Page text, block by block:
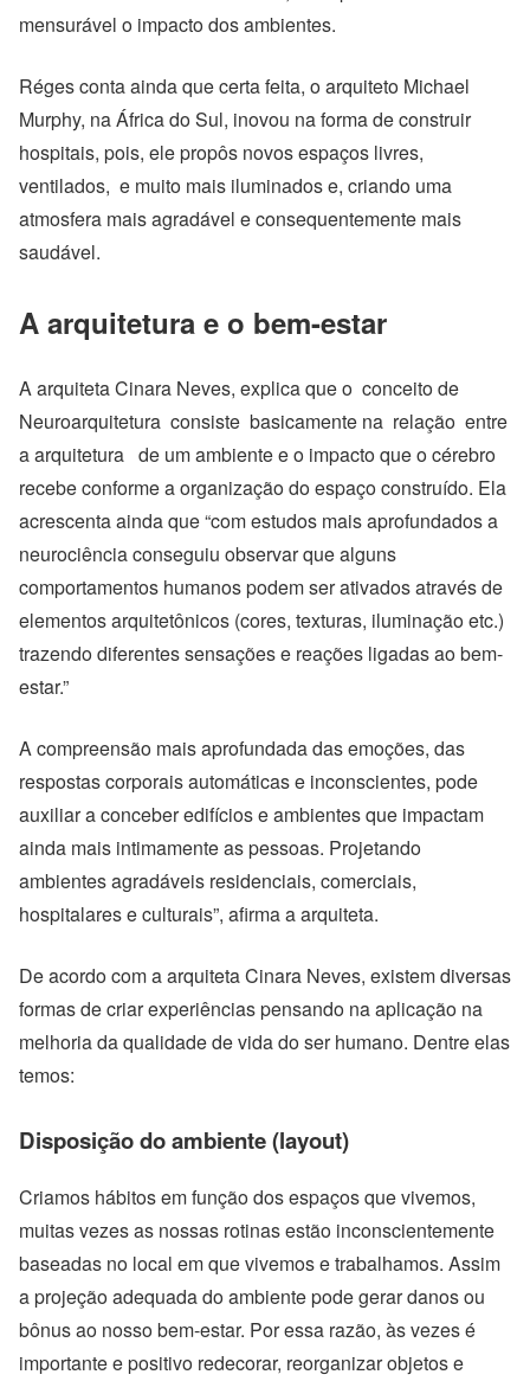
mensurável o impacto dos ambientes.
Réges conta ainda que certa feita, o arquiteto Michael
Murphy, na África do Sul, inovou na forma de construir
hospitais, pois, ele propôs novos espaços livres,
ventilados, e muito mais iluminados e, criando uma
atmosfera mais agradável e consequentemente mais
saudável.
A arquitetura e o bem-estar
A arquiteta Cinara Neves, explica que o conceito de
Neuroarquitetura consiste basicamente na relação entre
a arquitetura de um ambiente e o impacto que o cérebro
recebe conforme a organização do espaço construído. Ela
acrescenta ainda que “com estudos mais aprofundados a
neurociência conseguiu observar que alguns
comportamentos humanos podem ser ativados através de
elementos arquitetônicos (cores, texturas, iluminação etc.)
trazendo diferentes sensações e reações ligadas ao bem-
estar.”
A compreensão mais aprofundada das emoções, das
respostas corporais automáticas e inconscientes, pode
auxiliar a conceber edifícios e ambientes que impactam
ainda mais intimamente as pessoas. Projetando
ambientes agradáveis residenciais, comerciais,
hospitalares e culturais”, afirma a arquiteta.
De acordo com a arquiteta Cinara Neves, existem diversas
formas de criar experiências pensando na aplicação na
melhoria da qualidade de vida do ser humano. Dentre elas
temos:
Disposição do ambiente (layout)
Criamos hábitos em função dos espaços que vivemos,
muitas vezes as nossas rotinas estão inconscientemente
baseadas no local em que vivemos e trabalhamos. Assim
a projeção adequada do ambiente pode gerar danos ou
bônus ao nosso bem-estar. Por essa razão, às vezes é
importante e positivo redecorar, reorganizar objetos e